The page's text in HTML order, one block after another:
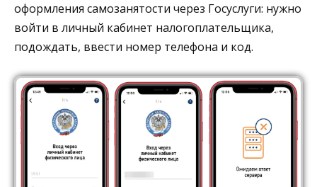
оформления самозанятости через Госуслуги: нужно
войти в личный кабинет налогоплательщика,
подождать, ввести номер телефона и код.